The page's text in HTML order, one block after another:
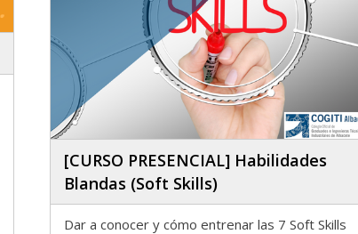
[CURSO PRESENCIAL] Habilidades
Blandas (Soft Skills)
Dar a conocer y cómo entrenar las 7 Soft Skills